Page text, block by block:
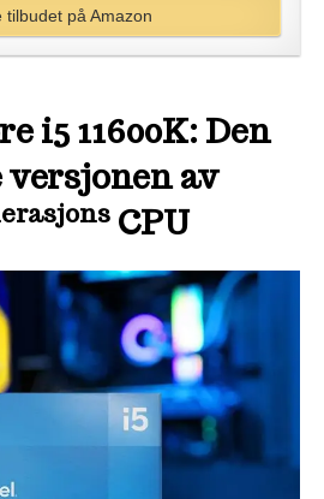
tilbudet på Amazon
i5 11600K: Den
versjonen av
CPU